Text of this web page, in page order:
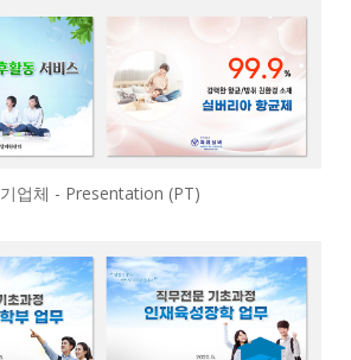
기업체 - Presentation (PT)